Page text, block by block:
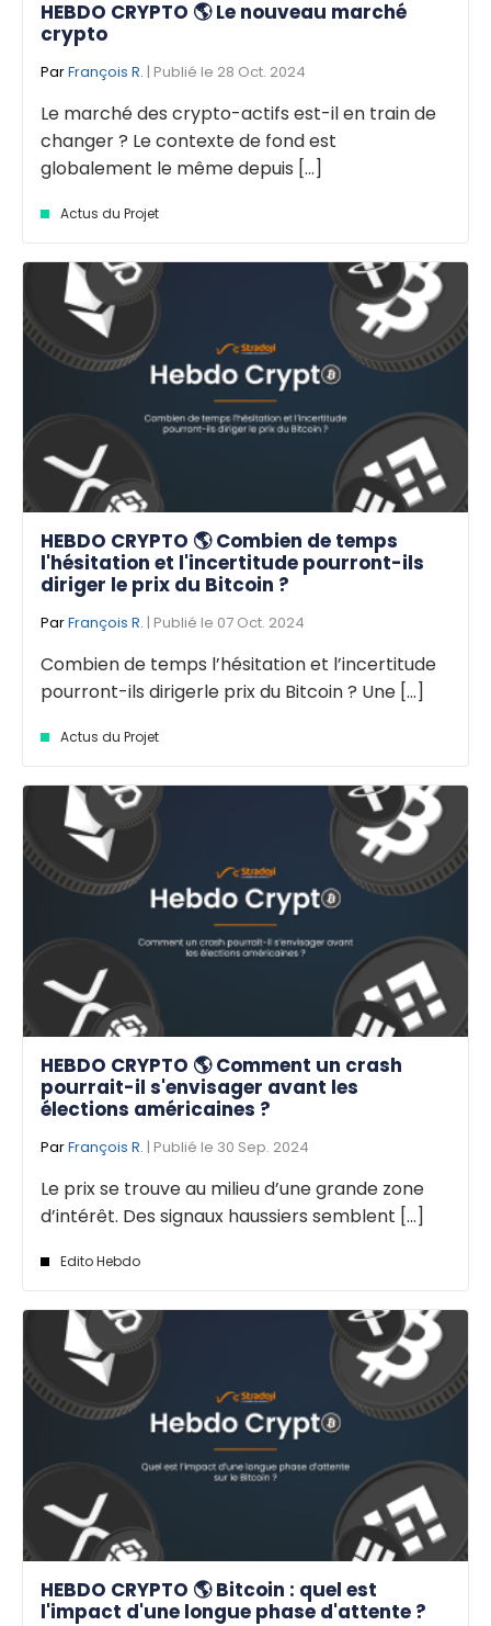
HEBDO CRYPTO 🌎 Le nouveau marché
crypto
ParFrançois R. | Publié le 28 Oct. 2024
Le marché des crypto-actifs est-il en train de
changer ? Le contexte de fond est
globalement le même depuis [...]
Actus du Projet
HEBDO CRYPTO 🌎 Combien de temps
l'hésitation et l'incertitude pourront-ils
diriger le prix du Bitcoin ?
ParFrançois R. | Publié le 07 Oct. 2024
Combien de temps l’hésitation et l’incertitude
pourront-ils dirigerle prix du Bitcoin ? Une [...]
Actus du Projet
HEBDO CRYPTO 🌎 Comment un crash
pourrait-il s'envisager avant les
élections américaines ?
ParFrançois R. | Publié le 30 Sep. 2024
Le prix se trouve au milieu d’une grande zone
d’intérêt. Des signaux haussiers semblent [...]
Edito Hebdo
HEBDO CRYPTO 🌎 Bitcoin : quel est
l'impact d'une longue phase d'attente ?